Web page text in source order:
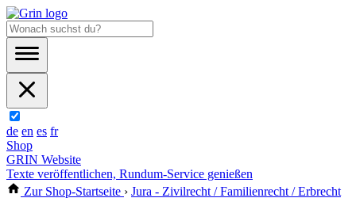
de en es fr
Shop
GRIN Website
Texte veröffentlichen, Rundum-Service genießen
Zur Shop-Startseite › Jura - Zivilrecht / Familienrecht / Erbrecht